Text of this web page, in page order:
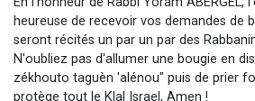
heureuse de recevoir vos demandes de
seront récités un par un par des
N'oubliez pas d'allumer une bougie en
zékhouto taguèn 'alénou" puis de prier
protège tout le Klal Israel, Amen !